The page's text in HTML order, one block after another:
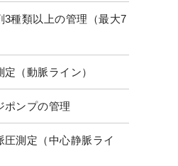
3種類以上の管理（最大7
（動脈ライン）
ポンプの管理
圧測定（中心静脈ライ